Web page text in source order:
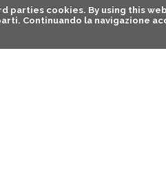
parties cookies. By using this
Continuando la navigazione